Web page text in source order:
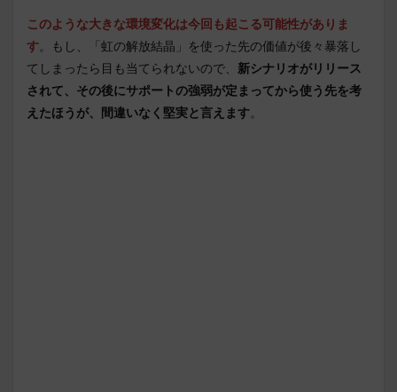
このような大きな環境変化は今回も起こる可能性がありま
す。もし、「虹の解放結晶」を使った先の価値が後々暴落し
てしまったら目も当てられないので、 新シナリオがリリース
されて、その後にサポートの強弱が定まってから使う先を考
えたほうが、間違いなく堅実と言えます。